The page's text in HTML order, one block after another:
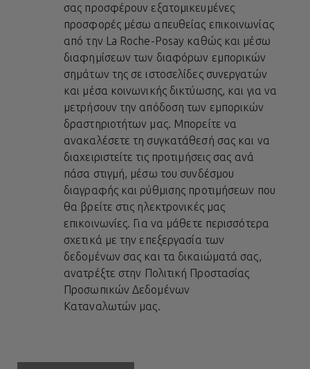
σας προσφέρουν εξατομικευμένες
προσφορές μέσω απευθείας επικοινωνίας
από την La Roche-Posay καθώς και μέσω
διαφημίσεων των διαφόρων εμπορικών
σημάτων της σε ιστοσελίδες συνεργατών
και μέσα κοινωνικής δικτύωσης, και για να
μετρήσουν την απόδοση των εμπορικών
δραστηριοτήτων μας. Μπορείτε να
ανακαλέσετε τη συγκατάθεσή σας και να
διαχειριστείτε τις προτιμήσεις σας ανά
πάσα στιγμή, μέσω του συνδέσμου
διαγραφής και ρύθμισης προτιμήσεων που
θα βρείτε στις ηλεκτρονικές μας
επικοινωνίες. Για να μάθετε περισσότερα
σχετικά με την επεξεργασία των
δεδομένων σας και τα δικαιώματά σας,
ανατρέξτε στην Πολιτική Προστασίας
Προσωπικών Δεδομένων
Καταναλωτών μας.